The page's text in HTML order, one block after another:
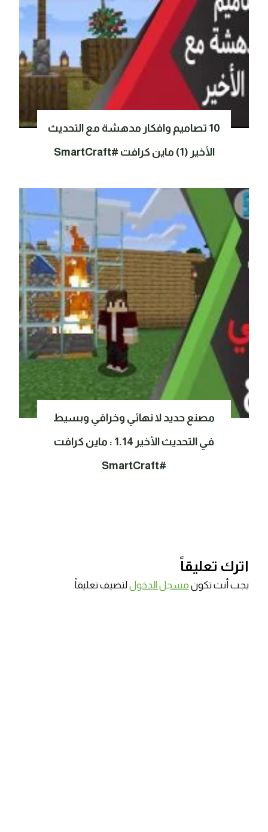
10 تصاميم وافكار مدهشة مع التحديث
الأخير (1) ماين كرافت #SmartCraft
مصنع حديد لا نهائي وخرافي وبسيط
في التحديث الأخير 1.14 : ماين كرافت
#SmartCraft
اترك تعليقاً
يجب أنت تكون مسجل الدخوللتضيف تعليقاً.